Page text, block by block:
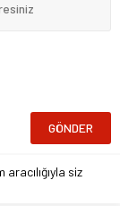
siz